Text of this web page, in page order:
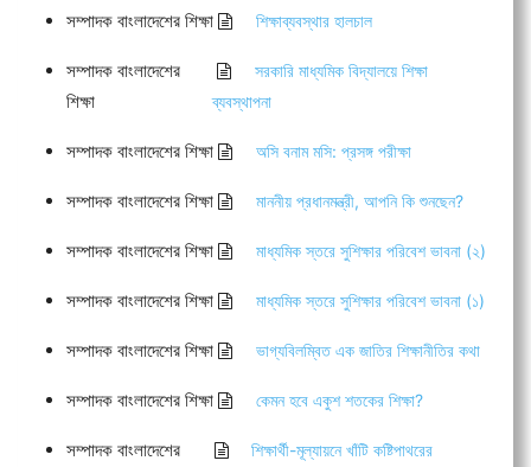
সম্পাদক বাংলাদেশের শিক্ষা শিক্ষাব্যবস্থার হালচাল
সম্পাদক বাংলাদেশের
শিক্ষা
সরকারি মাধ্যমিক বিদ্যালয়ে শিক্ষা
ব্যবস্থাপনা
সম্পাদক বাংলাদেশের শিক্ষা অসি বনাম মসি: প্রসঙ্গ পরীক্ষা
সম্পাদক বাংলাদেশের শিক্ষা মাননীয় প্রধানমন্ত্রী, আপনি কি শুনছেন?
সম্পাদক বাংলাদেশের শিক্ষা মাধ্যমিক স্তরে সুশিক্ষার পরিবেশ ভাবনা (২)
সম্পাদক বাংলাদেশের শিক্ষা মাধ্যমিক স্তরে সুশিক্ষার পরিবেশ ভাবনা (১)
সম্পাদক বাংলাদেশের শিক্ষা ভাগ্যবিলম্বিত এক জাতির শিক্ষানীতির কথা
সম্পাদক বাংলাদেশের শিক্ষা কেমন হবে একুশ শতকের শিক্ষা?
সম্পাদক বাংলাদেশের শিক্ষার্থী-মূল্যায়নে খাঁটি কষ্টিপাথরের